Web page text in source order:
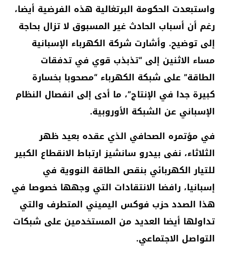
واستبعدت الحكومة البرتغالية هذه الفرضية أيضا،
رغم أن أسباب الحادث غير المسبوق لا تزال بحاجة
إلى توضيح. وأشارت شركة الكهرباء الإسبانية
مساء الاثنين إلى “تذبذب قوي في تدفقات
الطاقة” على شبكة الكهرباء “مصحوبا بخسارة
كبيرة جدا في الإنتاج”، ما أدى إلى انفصال النظام
الإسباني عن الشبكة الأوروبية.
في مؤتمره الصحافي الذي عقده بعيد ظهر
الثلاثاء، نفى بيدرو سانشيز ارتباط الانقطاع الكبير
للتيار الكهربائي بنقص الطاقة النووية في
إسبانيا، رافضا الانتقادات التي وجهها خصوصا في
هذا الصدد حزب فوكس اليميني المتطرف والتي
تداولها أيضا العديد من المستخدمين على شبكات
التواصل الاجتماعي.